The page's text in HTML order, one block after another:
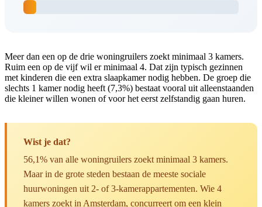
Meer dan een op de drie woningruilers zoekt minimaal 3 kamers.
Ruim een op de vijf wil er minimaal 4. Dat zijn typisch gezinnen
met kinderen die een extra slaapkamer nodig hebben. De groep die
slechts 1 kamer nodig heeft (7,3%) bestaat vooral uit alleenstaanden
die kleiner willen wonen of voor het eerst zelfstandig gaan huren.
Wist je dat?
56,1% van alle woningruilers zoekt minimaal 3 kamers.
Maar in de grote steden bestaan de meeste sociale
huurwoningen uit 2- of 3-kamerappartementen. Wie 4
kamers zoekt in Amsterdam, concurreert om een klein